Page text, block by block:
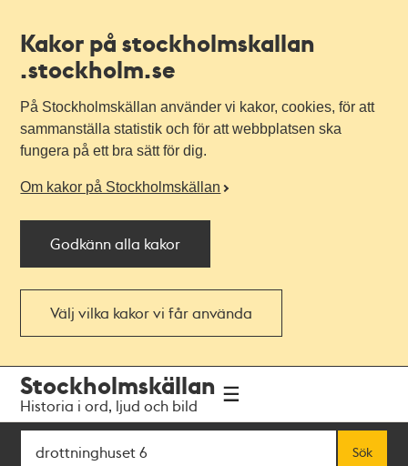
Kakor på stockholmskallan
.stockholm.se
På Stockholmskällan använder vi kakor, cookies, för att
sammanställa statistik och för att webbplatsen ska
fungera på ett bra sätt för dig.
Om kakor på Stockholmskällan
Godkänn alla kakor
Välj vilka kakor vi får använda
navigationen
huvudinnehållet
Stockholmskällan
Historia i ord, ljud och bild
Sök
Sök